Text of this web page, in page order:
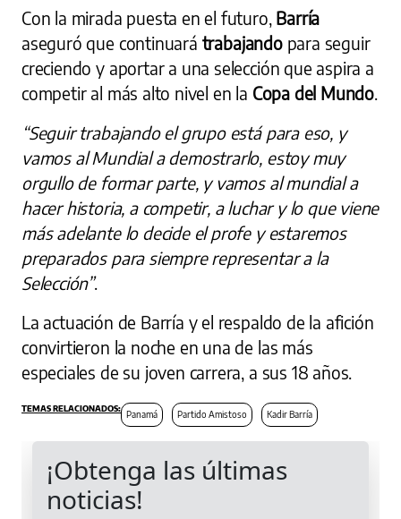
Con la mirada puesta en el futuro, Barría
aseguró que continuará trabajando para seguir
creciendo y aportar a una selección que aspira a
competir al más alto nivel en la Copa del Mundo
“Seguir trabajando el grupo está para eso, y
vamos al Mundial a demostrarlo, estoy muy
orgullo de formar parte, y vamos al mundial a
hacer historia, a competir, a luchar y lo que viene
más adelante lo decide el profe y estaremos
preparados para siempre representar a la
Selección”.
La actuación de Barría y el respaldo de la afición
convirtieron la noche en una de las más
especiales de su joven carrera, a sus 18 años.
Panamá Partido Amistoso Kadir Barría